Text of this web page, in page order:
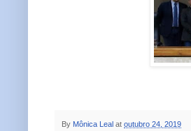
By Mônica Leal at outubro 24, 2019